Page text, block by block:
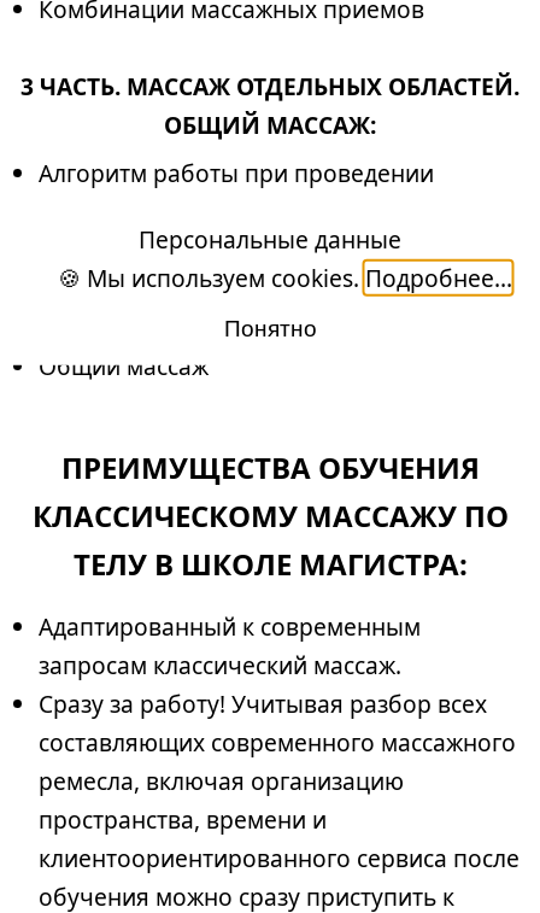
Комбинации массажных приемов
3 ЧАСТЬ. МАССАЖ ОТДЕЛЬНЫХ ОБЛАСТЕЙ.
ОБЩИЙ МАССАЖ:
Алгоритм работы при проведении
Массаж спины, таза, верхних
конечностей, нижних конечностей,
Общий массаж
ПРЕИМУЩЕСТВА ОБУЧЕНИЯ
КЛАССИЧЕСКОМУ МАССАЖУ ПО
ТЕЛУ В ШКОЛЕ МАГИСТРА:
Адаптированный к современным
запросам классический массаж.
Сразу за работу! Учитывая разбор всех
составляющих современного массажного
ремесла, включая организацию
пространства, времени и
клиентоориентированного сервиса после
обучения можно сразу приступить к
Персональные данные
🍪 Мы используем cookies. Подробнее...
Понятно